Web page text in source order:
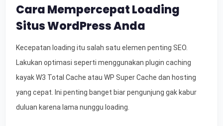
Cara Mempercepat Loading
Situs WordPress Anda
Kecepatan loading itu salah satu elemen penting SEO.
Lakukan optimasi seperti menggunakan plugin caching
kayak W3 Total Cache atau WP Super Cache dan hosting
yang cepat. Ini penting banget biar pengunjung gak kabur
duluan karena lama nunggu loading.